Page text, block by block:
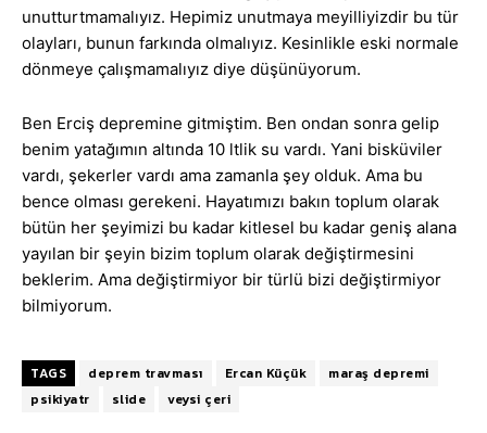
unutturtmamalıyız. Hepimiz unutmaya meyilliyizdir bu tür
olayları, bunun farkında olmalıyız. Kesinlikle eski normale
dönmeye çalışmamalıyız diye düşünüyorum.
Ben Erciş depremine gitmiştim. Ben ondan sonra gelip
benim yatağımın altında 10 ltlik su vardı. Yani bisküviler
vardı, şekerler vardı ama zamanla şey olduk. Ama bu
bence olması gerekeni. Hayatımızı bakın toplum olarak
bütün her şeyimizi bu kadar kitlesel bu kadar geniş alana
yayılan bir şeyin bizim toplum olarak değiştirmesini
beklerim. Ama değiştirmiyor bir türlü bizi değiştirmiyor
bilmiyorum.
TAGS deprem travması Ercan Küçük
maraş depremi
psikiyatr
slide veysi çeri